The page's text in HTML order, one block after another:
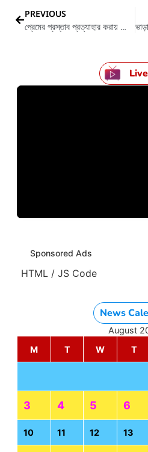
PREVIOUS
প্রেমের প্রস্তাব প্রত্যাহার করায় ব্লেডের আঘাতে আহত ১ ছাত্রী
Sponsored Ads
HTML / JS Code
News
August
M
T W T
3 4 5 6
10 11 12 13